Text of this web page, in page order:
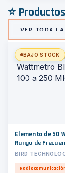
⭐
VER TODA
Elemento de 50
Rango de
BIRD
Radiocomunicación
BAJO STOCK